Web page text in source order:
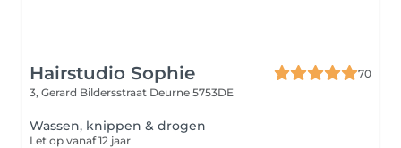
Hairstudio Sophie
70
3, Gerard Bildersstraat Deurne 5753DE
Wassen, knippen & drogen
Let op vanaf 12 jaar